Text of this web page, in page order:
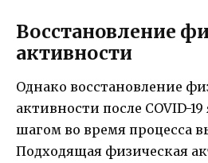
Восстановление
активности
Однако восстановление
активности после COVID-
шагом во время процесса
Подходящая физическая